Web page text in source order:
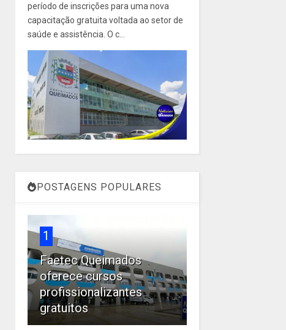
período de inscrições para uma nova
capacitação gratuita voltada ao setor de
saúde e assistência. O c...
POSTAGENS POPULARES
1
Faetec Queimados
oferece cursos
profissionalizantes
gratuitos